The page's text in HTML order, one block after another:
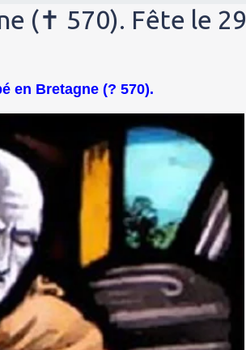
(✝ 570). Fête le 29
en Bretagne (? 570).